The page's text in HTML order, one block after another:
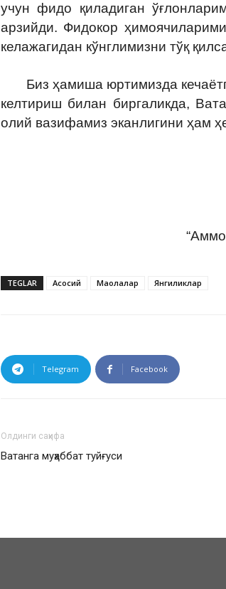
учун фидо қиладиган
арзийди. Фидокор
келажагидан кўнглимизни тўқ
Биз ҳамиша юртимизда
келтириш билан биргаликда,
олий вазифамиз эканлигини ҳам
TEGLAR Асосий Мақолалар Янгиликлар
Telegram Facebook
Олдинги саҳифа
Ватанга муҳаббат туйғуси